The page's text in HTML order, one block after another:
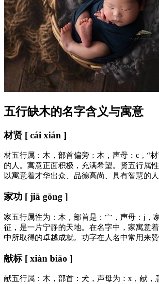
五行缺木的名字含义与寓意
材贤 [ cái xián ]
材五行属：木，部首偏旁：木，声母：c，“
的人。寓意正面积极，充满希望。贤五行属
以寓意着才华出众、品德高尚、具有智慧的人
家功 [ jiā gōng ]
家五行属性为：木，部首是：宀，声母：j，
征，是一片宁静的天地。在名字中，家寓意
中所取得的卓越成就。功字在人名中常用来
献标 [ xiàn biāo ]
献五行属：木，部首：犬，声母为：x，献